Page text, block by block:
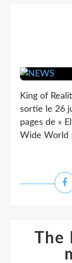
King of
sortie le 26
pages de «
Wide World
The